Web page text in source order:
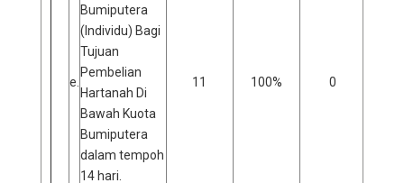
e.
Bumiputera
(Individu) Bagi
Tujuan
Pembelian
Hartanah Di
Bawah Kuota
Bumiputera
dalam tempoh
14 hari.
11 100% 0